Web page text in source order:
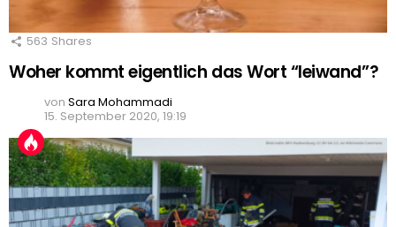
563 Shares
Woher kommt eigentlich das Wort “leiwand”?
von Sara Mohammadi
15. September 2020, 19:19